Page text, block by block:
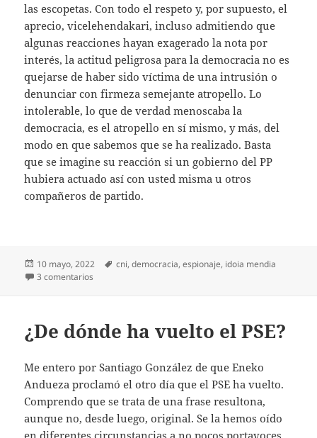
las escopetas. Con todo el respeto y, por supuesto, el
aprecio, vicelehendakari, incluso admitiendo que
algunas reacciones hayan exagerado la nota por
interés, la actitud peligrosa para la democracia no es
quejarse de haber sido víctima de una intrusión o
denunciar con firmeza semejante atropello. Lo
intolerable, lo que de verdad menoscaba la
democracia, es el atropello en sí mismo, y más, del
modo en que sabemos que se ha realizado. Basta
que se imagine su reacción si un gobierno del PP
hubiera actuado así con usted misma u otros
compañeros de partido.
Publicado
el
10 mayo, 2022 Etiquetas
cni,democracia,espionaje, idoia mendia
3 comentarios
¿De dónde ha vuelto el PSE?
Me entero por Santiago González de que Eneko
Andueza proclamó el otro día que el PSE ha vuelto.
Comprendo que se trata de una frase resultona,
aunque no, desde luego, original. Se la hemos oído
en diferentes circunstancias a no pocos portavoces